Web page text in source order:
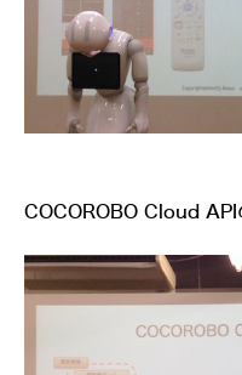
COCOROBO Cloud API